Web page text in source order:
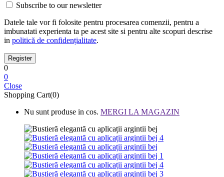
Subscribe to our newsletter
Datele tale vor fi folosite pentru procesarea comenzii, pentru a
imbunatati experienta ta pe acest site si pentru alte scopuri descrise
in politică de confidențialitate.
0
0
Close
Shopping Cart(0)
Nu sunt produse in cos. MERGI LA MAGAZIN